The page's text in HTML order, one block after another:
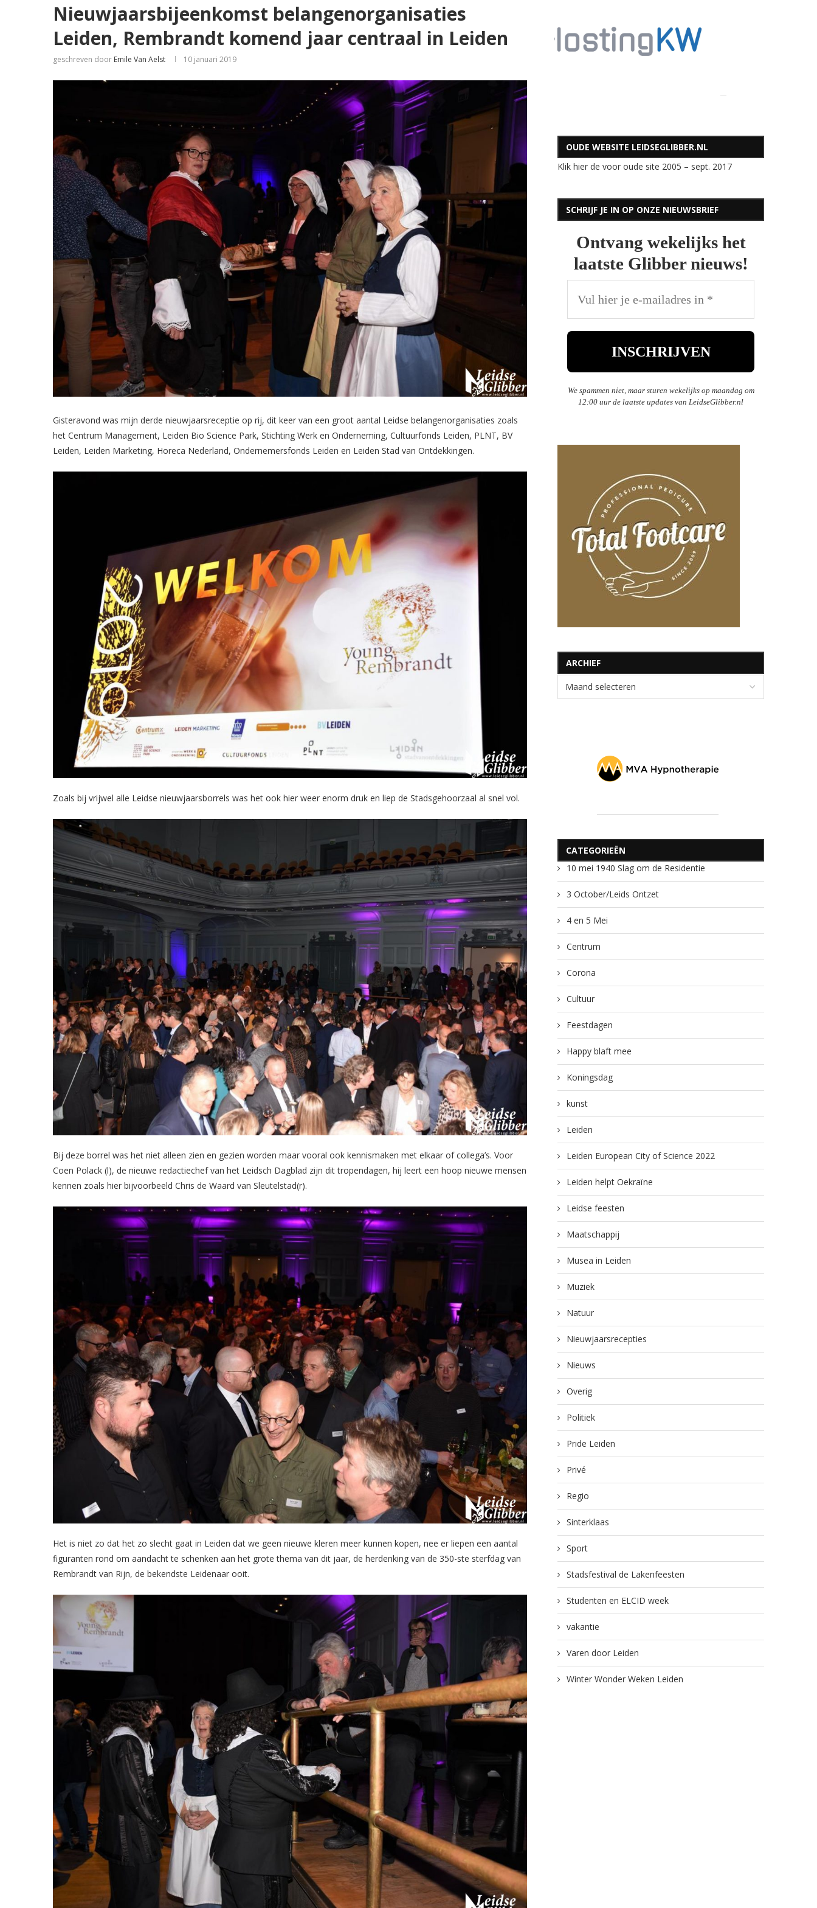
Nieuwjaarsbijeenkomst belangenorganisaties
Leiden, Rembrandt komend jaar centraal in Leiden
geschreven door Emile Van Aelst 10 januari 2019
Gisteravond was mijn derde nieuwjaarsreceptie op rij, dit keer van een groot aantal Leidse belangenorganisaties zoals
het Centrum Management, Leiden Bio Science Park, Stichting Werk en Onderneming, Cultuurfonds Leiden, PLNT, BV
Leiden, Leiden Marketing, Horeca Nederland, Ondernemersfonds Leiden en Leiden Stad van Ontdekkingen.
Zoals bij vrijwel alle Leidse nieuwjaarsborrels was het ook hier weer enorm druk en liep de Stadsgehoorzaal al snel vol.
Bij deze borrel was het niet alleen zien en gezien worden maar vooral ook kennismaken met elkaar of collega’s. Voor
Coen Polack (l), de nieuwe redactiechef van het Leidsch Dagblad zijn dit tropendagen, hij leert een hoop nieuwe mensen
kennen zoals hier bijvoorbeeld Chris de Waard van Sleutelstad(r).
Het is niet zo dat het zo slecht gaat in Leiden dat we geen nieuwe kleren meer kunnen kopen, nee er liepen een aantal
figuranten rond om aandacht te schenken aan het grote thema van dit jaar, de herdenking van de 350-ste sterfdag van
Rembrandt van Rijn, de bekendste Leidenaar ooit.
OUDE WEBSITE LEIDSEGLIBBER.NL
Klik hier de voor oude site 2005 – sept. 2017
SCHRIJF JE IN OP ONZE NIEUWSBRIEF
Ontvang wekelijks het
laatste Glibber nieuws!
We spammen niet, maar sturen wekelijks op maandag om
12:00 uur de laatste updates van LeidseGlibber.nl
ARCHIEF
CATEGORIEËN
10 mei 1940 Slag om de Residentie
3 October/Leids Ontzet
4 en 5 Mei
Centrum
Corona
Cultuur
Feestdagen
Happy blaft mee
Koningsdag
kunst
Leiden
Leiden European City of Science 2022
Leiden helpt Oekraïne
Leidse feesten
Maatschappij
Musea in Leiden
Muziek
Natuur
Nieuwjaarsrecepties
Nieuws
Overig
Politiek
Pride Leiden
Privé
Regio
Sinterklaas
Sport
Stadsfestival de Lakenfeesten
Studenten en ELCID week
vakantie
Varen door Leiden
Winter Wonder Weken Leiden